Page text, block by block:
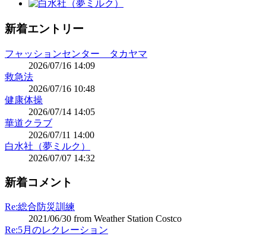
新着エントリー
フャッションセンター タカヤマ
2026/07/16 14:09
救急法
2026/07/16 10:48
健康体操
2026/07/14 14:05
華道クラブ
2026/07/11 14:00
白水社（夢ミルク）
2026/07/07 14:32
新着コメント
Re:総合防災訓練
2021/06/30 from Weather Station Costco
Re:5月のレクレーション